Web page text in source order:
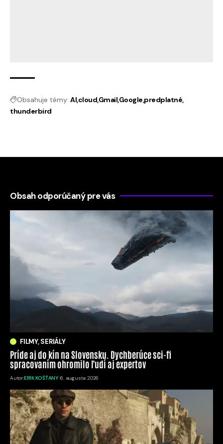
Obsahuje témy: AIcloudGmailGooglepredplatné
thunderbird
Obsah odporúčaný pre vás
FILMY, SERIÁLY
Príde aj do kín na Slovensku. Dychberúce sci-fi
spracovaním ohromilo ľudí aj expertov
Autor:ERIK KOŠŤANY 6. augusta 2026